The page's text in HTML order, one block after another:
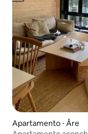
Apartamento ⋅ Åre